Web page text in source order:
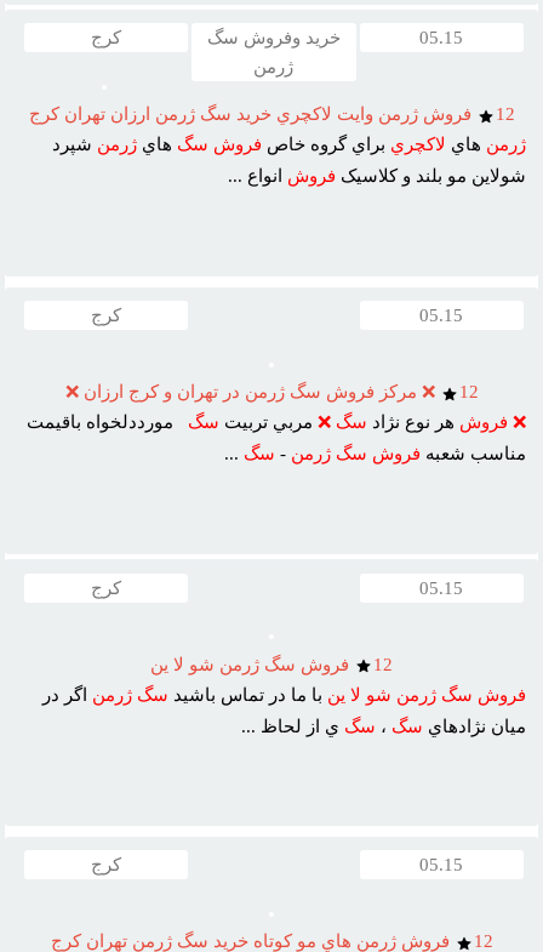
05.15
خرید وفروش سگ
ژرمن
کرج
12
فروش ژرمن وايت لاکچري خريد سگ ژرمن ارزان تهران کرج
ژرمن هاي لاکچري براي گروه خاص فروش سگ هايژرمن شپرد
شولاين مو بلند و کلاسيک فروش انواع ...
05.15 کرج
12
❌ مرکز فروش سگ ژرمن در تهران و کرج ارزان ❌
❌ فروش هر نوع نژاد سگ ❌ مربي تربيت سگ مورددلخواه باقيمت
مناسب شعبه فروش سگ ژرمن - سگ ...
05.15 کرج
12
فروش سگ ژرمن شو لا ين
فروش سگ ژرمن شو لا ين با ما در تماس باشيد سگ ژرمن اگر در
ميان نژادهاي سگ ، سگ ي از لحاظ ...
05.15 کرج
12 فروش ژرمن هاي مو کوتاه خريد سگ ژرمن تهران کرج